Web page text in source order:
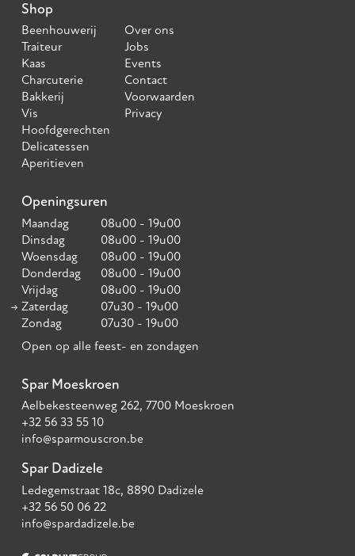
Shop
Beenhouwerij
Traiteur
Kaas
Charcuterie
Bakkerij
Vis
Hoofdgerechten
Delicatessen
Aperitieven
Over ons
Jobs
Events
Contact
Voorwaarden
Privacy
Openingsuren
Maandag
08u00 - 19u00
Dinsdag
08u00 - 19u00
Woensdag
08u00 - 19u00
Donderdag
08u00 - 19u00
Vrijdag
08u00 - 19u00
Zaterdag
07u30 - 19u00
Zondag
07u30 - 19u00
Open op alle feest- en zondagen
Spar Moeskroen
Aelbekesteenweg 262, 7700 Moeskroen
+32 56 33 55 10
info@sparmouscron.be
Spar Dadizele
Ledegemstraat 18c, 8890 Dadizele
+32 56 50 06 22
info@spardadizele.be